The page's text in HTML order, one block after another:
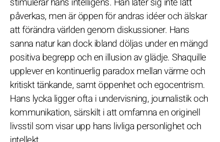
påverkas, men är öppen för andras idéer och älskar
att förändra världen genom diskussioner. Hans
sanna natur kan dock ibland döljas under en mängd
positiva begrepp och en illusion av glädje. Shaquille
upplever en kontinuerlig paradox mellan värme och
kritiskt tänkande, samt öppenhet och egocentrism.
Hans lycka ligger ofta i undervisning, journalistik och
kommunikation, särskilt i att omfamna en originell
livsstil som visar upp hans livliga personlighet och